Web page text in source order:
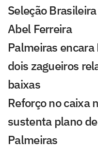
Seleção
Abel Ferreira
Palmeiras
dois zagueiros
baixas
Reforço no caixa
sustenta plano
Palmeiras